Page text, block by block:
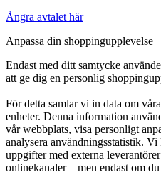
Ångra avtalet här
Anpassa din shoppingupplevelse
Endast med ditt samtycke
att ge dig en personlig
För detta samlar vi in data om
enheter. Denna information
vår webbplats, visa personligt
analysera användningsstatistik.
uppgifter med externa
onlinekanaler – men endast om